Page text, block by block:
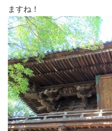
ますね！